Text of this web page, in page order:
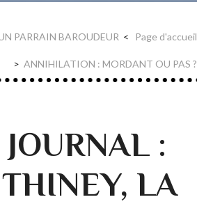
PARRAIN BAROUDEUR Page d'accueil
ANNIHILATION : MORDANT OU PAS ?
:
LA